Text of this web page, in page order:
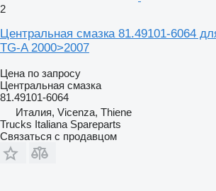
2
Центральная смазка 81.49101-6064
TG-A 2000>2007
Цена по запросу
Центральная смазка
81.49101-6064
Италия, Vicenza, Thiene
Trucks Italiana Spareparts
Связаться с продавцом